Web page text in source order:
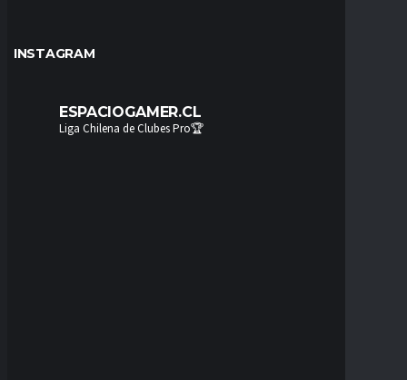
INSTAGRAM
ESPACIOGAMER.CL
Liga Chilena de Clubes Pro🏆